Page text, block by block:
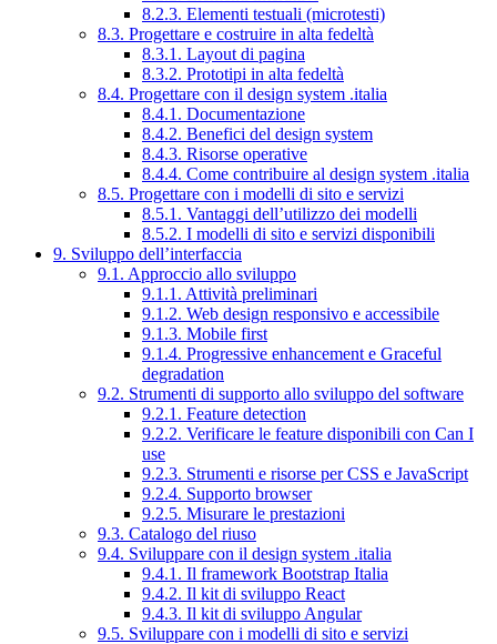
8.2.3. Elementi testuali (microtesti)
8.3. Progettare e costruire in alta fedeltà
8.3.1. Layout di pagina
8.3.2. Prototipi in alta fedeltà
8.4. Progettare con il design system .italia
8.4.1. Documentazione
8.4.2. Benefici del design system
8.4.3. Risorse operative
8.4.4. Come contribuire al design system .italia
8.5. Progettare con i modelli di sito e servizi
8.5.1. Vantaggi dell’utilizzo dei modelli
8.5.2. I modelli di sito e servizi disponibili
9. Sviluppo dell’interfaccia
9.1. Approccio allo sviluppo
9.1.1. Attività preliminari
9.1.2. Web design responsivo e accessibile
9.1.3. Mobile first
9.1.4. Progressive enhancement e Graceful
degradation
9.2. Strumenti di supporto allo sviluppo del software
9.2.1. Feature detection
9.2.2. Verificare le feature disponibili con Can I
use
9.2.3. Strumenti e risorse per CSS e JavaScript
9.2.4. Supporto browser
9.2.5. Misurare le prestazioni
9.3. Catalogo del riuso
9.4. Sviluppare con il design system .italia
9.4.1. Il framework Bootstrap Italia
9.4.2. Il kit di sviluppo React
9.4.3. Il kit di sviluppo Angular
9.5. Sviluppare con i modelli di sito e servizi